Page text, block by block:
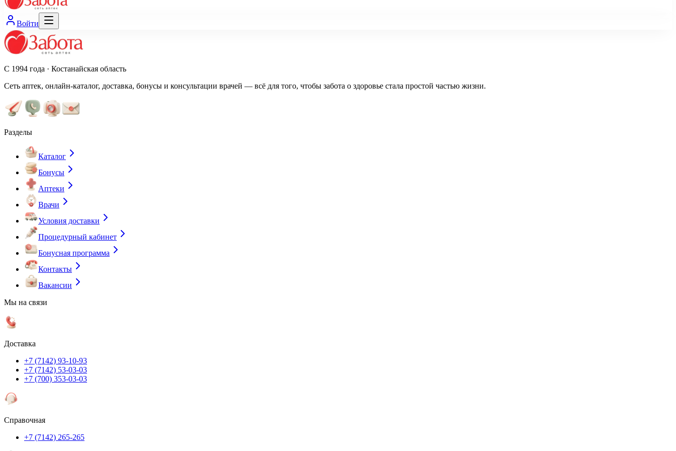
Войти
С 1994 года · Костанайская область
Сеть аптек, онлайн-каталог, доставка, бонусы и консультации врачей — всё для того, чтобы забота о здоровье стала простой частью жизни.
Разделы
Каталог
Бонусы
Аптеки
Врачи
Условия доставки
Процедурный кабинет
Бонусная программа
Контакты
Вакансии
Мы на связи
Доставка
+7 (7142) 93-10-93
+7 (7142) 53-03-03
+7 (700) 353-03-03
Справочная
+7 (7142) 265-265